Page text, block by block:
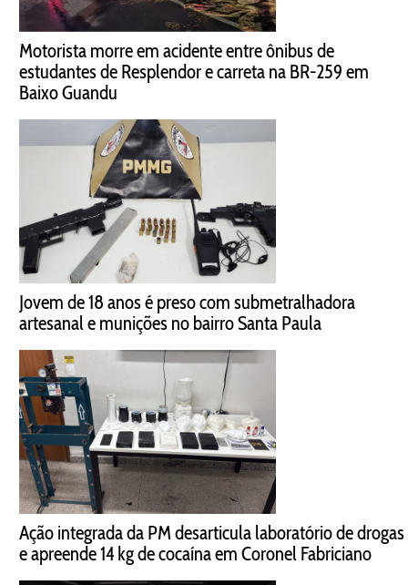
Motorista morre em acidente entre ônibus de
estudantes de Resplendor e carreta na BR-259 em
Baixo Guandu
Jovem de 18 anos é preso com submetralhadora
artesanal e munições no bairro Santa Paula
Ação integrada da PM desarticula laboratório de drogas
e apreende 14 kg de cocaína em Coronel Fabriciano